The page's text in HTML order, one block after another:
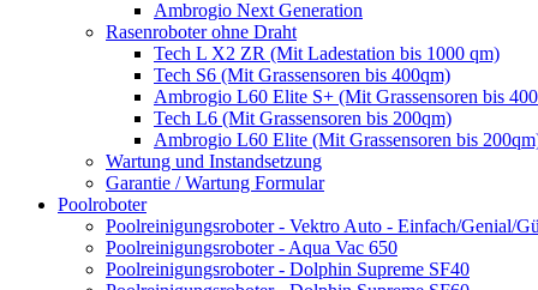
Ambrogio Next Generation
Rasenroboter ohne Draht
Tech L X2 ZR (Mit Ladestation bis 1000 qm)
Tech S6 (Mit Grassensoren bis 400qm)
Ambrogio L60 Elite S+ (Mit Grassensoren bis
Tech L6 (Mit Grassensoren bis 200qm)
Ambrogio L60 Elite (Mit Grassensoren bis
Wartung und Instandsetzung
Garantie / Wartung Formular
Poolroboter
Poolreinigungsroboter - Vektro Auto - Einfach/Genial/
Poolreinigungsroboter - Aqua Vac 650
Poolreinigungsroboter - Dolphin Supreme SF40